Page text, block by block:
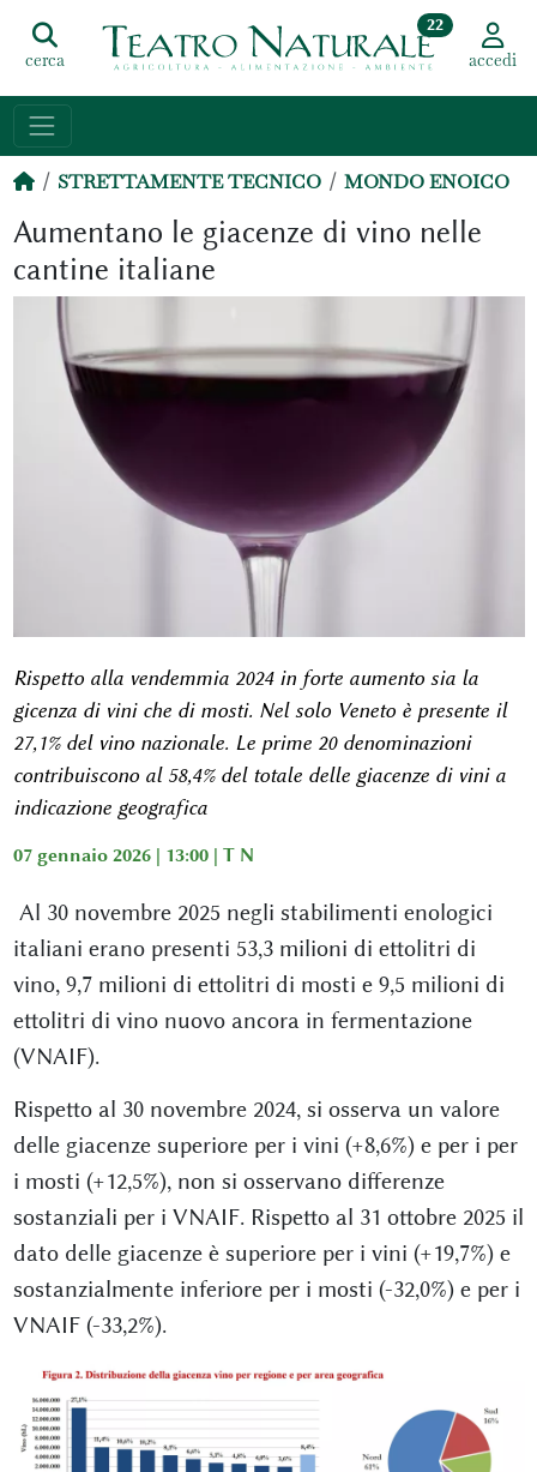
cerca
22
accedi
STRETTAMENTE TECNICO MONDO ENOICO
Aumentano le giacenze di vino nelle
cantine italiane
Rispetto alla vendemmia 2024 in forte aumento sia la
gicenza di vini che di mosti. Nel solo Veneto è presente il
27,1% del vino nazionale. Le prime 20 denominazioni
contribuiscono al 58,4% del totale delle giacenze di vini a
indicazione geografica
07 gennaio 2026 | 13:00 | T N
Al 30 novembre 2025 negli stabilimenti enologici
italiani erano presenti 53,3 milioni di ettolitri di
vino, 9,7 milioni di ettolitri di mosti e 9,5 milioni di
ettolitri di vino nuovo ancora in fermentazione
(VNAIF).
Rispetto al 30 novembre 2024, si osserva un valore
delle giacenze superiore per i vini (+8,6%) e per i per
i mosti (+12,5%), non si osservano differenze
sostanziali per i VNAIF. Rispetto al 31 ottobre 2025 il
dato delle giacenze è superiore per i vini (+19,7%) e
sostanzialmente inferiore per i mosti (-32,0%) e per i
VNAIF (-33,2%).